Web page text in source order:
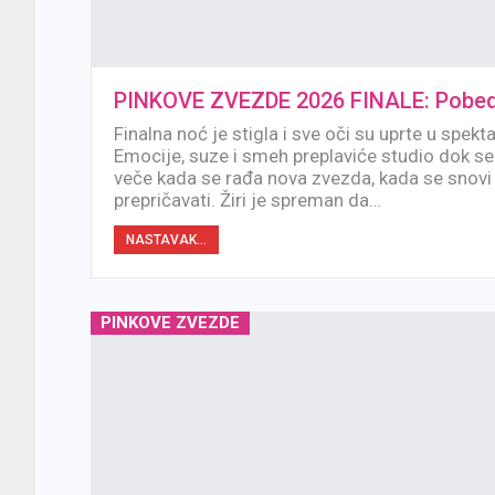
PINKOVE ZVEZDE 2026 FINALE:
Finalna noć je stigla i sve oči su uprte u
Emocije, suze i smeh preplaviće studio dok
veče kada se rađa nova zvezda, kada se
prepričavati. Žiri je spreman da…
NASTAVAK...
PINKOVE ZVEZDE